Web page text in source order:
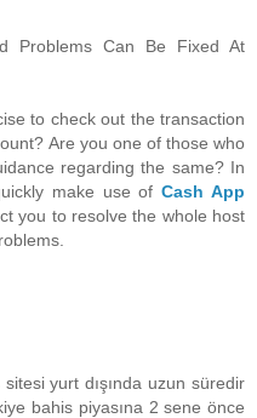
Problems Can Be Fixed At
to check out the transaction
Are you one of those who
regarding the same? In
make use ofCash App
you to resolve the whole host
yurt dışında uzun süredir
bahis piyasına 2 sene önce